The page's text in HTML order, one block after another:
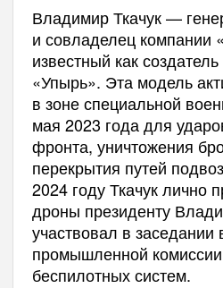
Владимир Ткачук —
и совладелец компании
известный как
«Упырь». Эта модель
в зоне специальной
мая 2023 года для
фронта, уничтожения
перекрытия путей
2024 году Ткачук лично
дроны президенту
участвовал в заседании
промышленной
беспилотных систем.